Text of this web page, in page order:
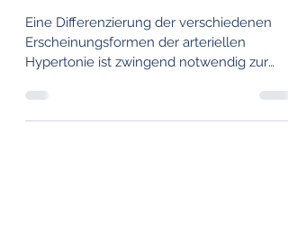
ISH: Besondere Formen des
Bluthochdrucks
Eine Differenzierung der verschiedenen
Hypertonie ist zwingend notwendig zur